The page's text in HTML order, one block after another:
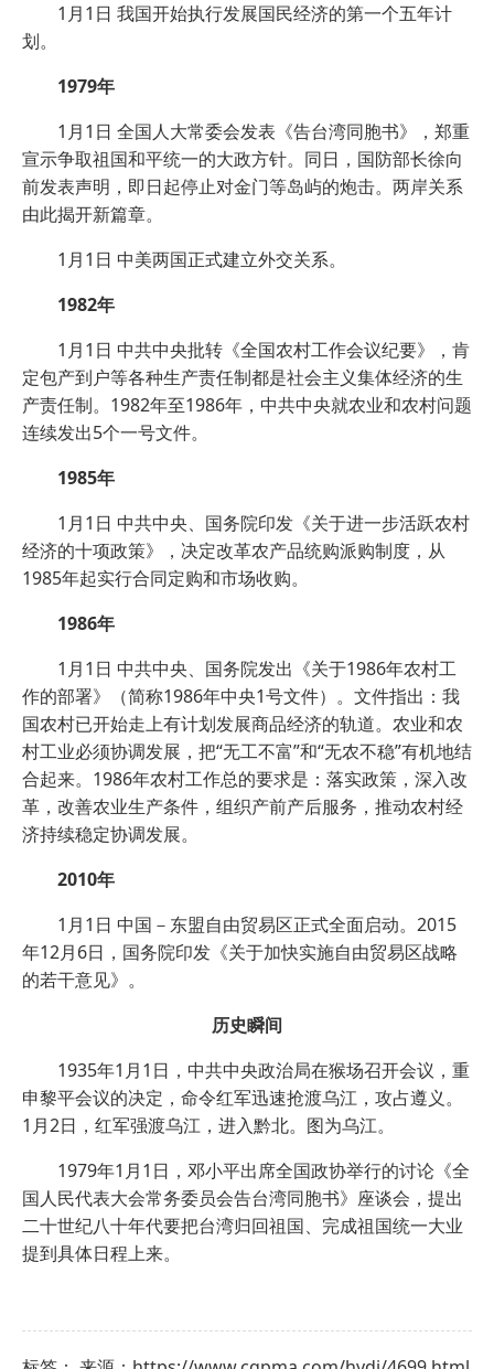
1月1日 我国开始执行发展国民经济的第一个五年计
划。
1979年
1月1日 全国人大常委会发表《告台湾同胞书》，郑重
宣示争取祖国和平统一的大政方针。同日，国防部长徐向
前发表声明，即日起停止对金门等岛屿的炮击。两岸关系
由此揭开新篇章。
1月1日 中美两国正式建立外交关系。
1982年
1月1日 中共中央批转《全国农村工作会议纪要》，肯
定包产到户等各种生产责任制都是社会主义集体经济的生
产责任制。1982年至1986年，中共中央就农业和农村问题
连续发出5个一号文件。
1985年
1月1日 中共中央、国务院印发《关于进一步活跃农村
经济的十项政策》，决定改革农产品统购派购制度，从
1985年起实行合同定购和市场收购。
1986年
1月1日 中共中央、国务院发出《关于1986年农村工
作的部署》（简称1986年中央1号文件）。文件指出：我
国农村已开始走上有计划发展商品经济的轨道。农业和农
村工业必须协调发展，把“无工不富”和“无农不稳”有机地结
合起来。1986年农村工作总的要求是：落实政策，深入改
革，改善农业生产条件，组织产前产后服务，推动农村经
济持续稳定协调发展。
2010年
1月1日 中国－东盟自由贸易区正式全面启动。2015
年12月6日，国务院印发《关于加快实施自由贸易区战略
的若干意见》。
历史瞬间
1935年1月1日，中共中央政治局在猴场召开会议，重
申黎平会议的决定，命令红军迅速抢渡乌江，攻占遵义。
1月2日，红军强渡乌江，进入黔北。图为乌江。
1979年1月1日，邓小平出席全国政协举行的讨论《全
国人民代表大会常务委员会告台湾同胞书》座谈会，提出
二十世纪八十年代要把台湾归回祖国、完成祖国统一大业
提到具体日程上来。